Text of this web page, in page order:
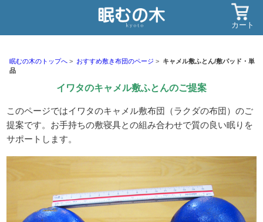
カート
眠むの木のトップへ おすすめ敷き布団のページ
キャメル敷ふとん/敷パッド・単
品
イワタのキャメル敷ふとんのご提案
このページではイワタのキャメル敷布団（ラクダの布団）のご
提案です。お手持ちの敷寝具との組み合わせで質の良い眠りを
サポートします。